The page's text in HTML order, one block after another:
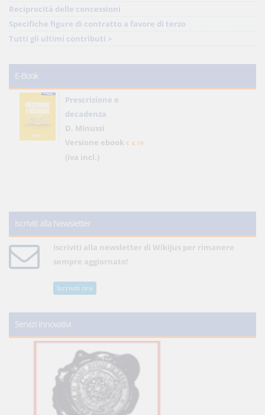
Reciprocità delle concessioni
Specifiche figure di contratto a favore di terzo
Tutti gli ultimi contributi >
E-Book
Prescrizione e
decadenza
D. Minussi
Versione ebook € 4,19
(iva incl.)
Iscriviti alla Newsletter
Iscriviti alla newsletter di WikiJus per rimanere
sempre aggiornato!
Iscriviti ora
Servizi innovativi